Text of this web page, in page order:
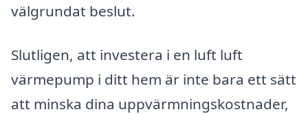
välgrundat beslut.
Slutligen, att investera i en luft luft
värmepump i ditt hem är inte bara ett sätt
att minska dina uppvärmningskostnader,